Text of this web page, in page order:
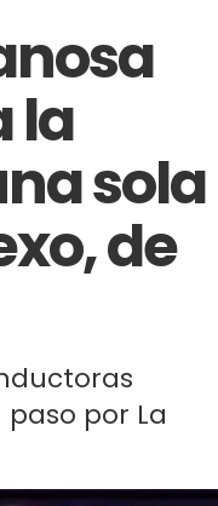
la
sola
de
por La